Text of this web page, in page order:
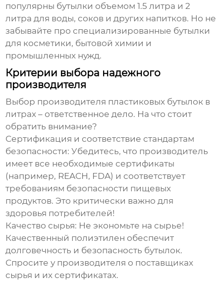
популярны бутылки объемом 1.5 литра и 2
литра для воды, соков и других напитков. Но не
забывайте про специализированные бутылки
для косметики, бытовой химии и
промышленных нужд.
Критерии выбора надежного
производителя
Выбор производителя пластиковых бутылок в
литрах – ответственное дело. На что стоит
обратить внимание?
Сертификация и соответствие стандартам
безопасности: Убедитесь, что производитель
имеет все необходимые сертификаты
(например, REACH, FDA) и соответствует
требованиям безопасности пищевых
продуктов. Это критически важно для
здоровья потребителей!
Качество сырья: Не экономьте на сырье!
Качественный полиэтилен обеспечит
долговечность и безопасность бутылок.
Спросите у производителя о поставщиках
сырья и их сертификатах.